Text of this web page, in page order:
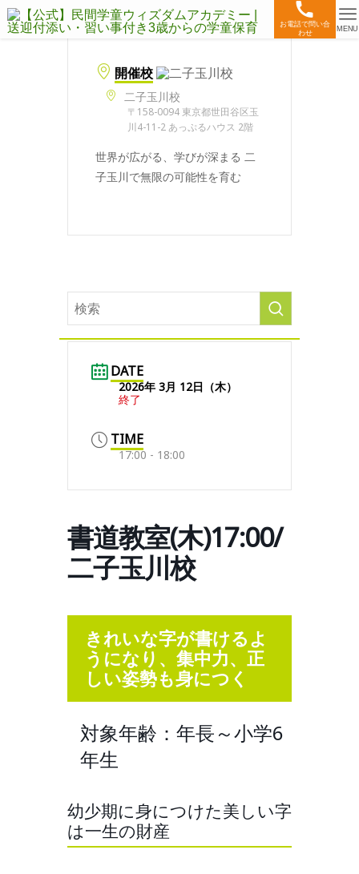
お電話で問い合
わせ
MENU
開催校
二子玉川校
〒158-0094 東京都世田谷区玉
川4-11-2 あっぷるハウス 2階
世界が広がる、学びが深まる 二
子玉川で無限の可能性を育む
DATE
2026年 3月 12日（木）
終了
TIME
17:00 - 18:00
書道教室(木)17:00/
二子玉川校
きれいな字が書けるよ
うになり、集中力、正
しい姿勢も身につく
対象年齢：年長～小学6
年生
幼少期に身につけた美しい字
は一生の財産